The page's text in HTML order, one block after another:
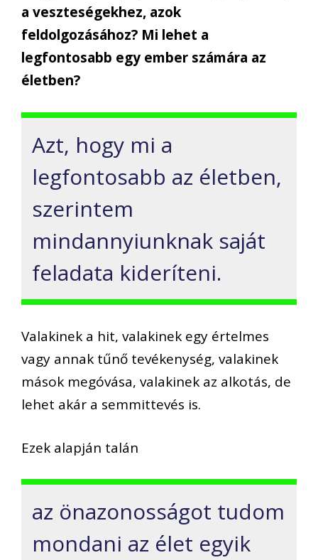
a veszteségekhez, azok
feldolgozásához? Mi lehet a
legfontosabb egy ember számára az
életben?
Azt, hogy mi a
legfontosabb az életben,
szerintem
mindannyiunknak saját
feladata kideríteni.
Valakinek a hit, valakinek egy értelmes
vagy annak tűnő tevékenység, valakinek
mások megóvása, valakinek az alkotás, de
lehet akár a semmittevés is.
Ezek alapján talán
az önazonosságot tudom
mondani az élet egyik